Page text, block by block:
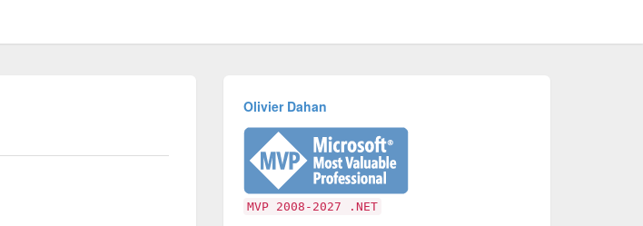
Olivier Dahan
MVP 2008-2027 .NET